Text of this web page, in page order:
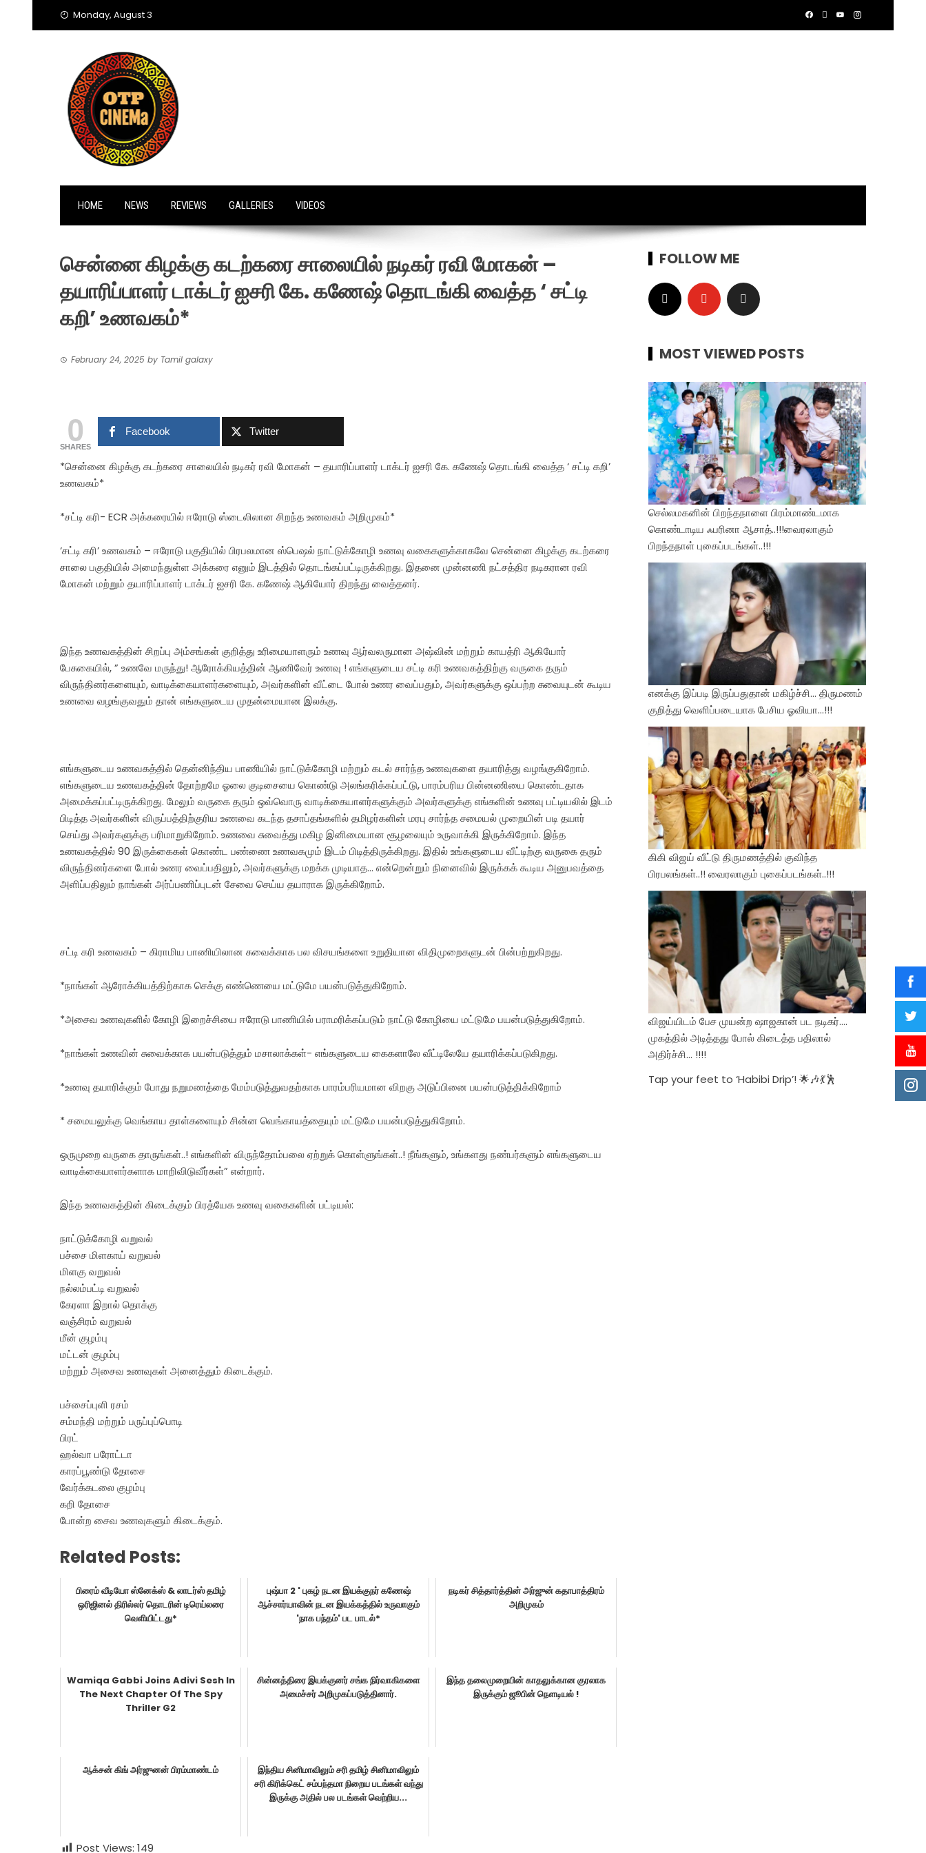
Monday, August 3
HOME NEWS REVIEWS GALLERIES VIDEOS
சென்னை கிழக்கு கடற்கரை சாலையில் நடிகர் ரவி மோகன் –
தயாரிப்பாளர் டாக்டர் ஐசரி கே. கணேஷ் தொடங்கி வைத்த ‘ சட்டி
கறி’ உணவகம்*
February 24, 2025 by Tamil galaxy
0
SHARES
Facebook Twitter
*சென்னை கிழக்கு கடற்கரை சாலையில் நடிகர் ரவி மோகன் – தயாரிப்பாளர் டாக்டர் ஐசரி கே. கணேஷ் தொடங்கி வைத்த ‘ சட்டி கறி’
உணவகம்*
*சட்டி கரி- ECR அக்கரையில் ஈரோடு ஸ்டைலிலான சிறந்த உணவகம் அறிமுகம்*
‘சட்டி கரி’ உணவகம் – ஈரோடு பகுதியில் பிரபலமான ஸ்பெஷல் நாட்டுக்கோழி உணவு வகைகளுக்காகவே சென்னை கிழக்கு கடற்கரை
சாலை பகுதியில் அமைந்துள்ள அக்கரை எனும் இடத்தில் தொடங்கப்பட்டிருக்கிறது. இதனை முன்னணி நட்சத்திர நடிகரான ரவி
மோகன் மற்றும் தயாரிப்பாளர் டாக்டர் ஐசரி கே. கணேஷ் ஆகியோர் திறந்து வைத்தனர்.
இந்த உணவகத்தின் சிறப்பு அம்சங்கள் குறித்து உரிமையாளரும் உணவு ஆர்வலருமான அஷ்வின் மற்றும் காயத்ரி ஆகியோர்
பேசுகையில், ” உணவே மருந்து! ஆரோக்கியத்தின் ஆணிவேர் உணவு ! எங்களுடைய சட்டி கரி உணவகத்திற்கு வருகை தரும்
விருந்தினர்களையும், வாடிக்கையாளர்களையும், அவர்களின் வீட்டை போல் உணர வைப்பதும், அவர்களுக்கு ஒப்பற்ற சுவையுடன் கூடிய
உணவை வழங்குவதும் தான் எங்களுடைய முதன்மையான இலக்கு.
எங்களுடைய உணவகத்தில் தென்னிந்திய பாணியில் நாட்டுக்கோழி மற்றும் கடல் சார்ந்த உணவுகளை தயாரித்து வழங்குகிறோம்.
எங்களுடைய உணவகத்தின் தோற்றமே ஓலை குடிசையை கொண்டு அலங்கரிக்கப்பட்டு, பாரம்பரிய பின்னணியை கொண்டதாக
அமைக்கப்பட்டிருக்கிறது. மேலும் வருகை தரும் ஒவ்வொரு வாடிக்கையாளர்களுக்கும் அவர்களுக்கு எங்களின் உணவு பட்டியலில் இடம்
பிடித்த அவர்களின் விருப்பத்திற்குரிய உணவை கடந்த தசாப்தங்களில் தமிழர்களின் மரபு சார்ந்த சமையல் முறையின் படி தயார்
செய்து அவர்களுக்கு பரிமாறுகிறோம். உணவை சுவைத்து மகிழ இனிமையான சூழலையும் உருவாக்கி இருக்கிறோம். இந்த
உணவகத்தில் 90 இருக்கைகள் கொண்ட பண்ணை உணவகமும் இடம் பிடித்திருக்கிறது. இதில் உங்களுடைய வீட்டிற்கு வருகை தரும்
விருந்தினர்களை போல் உணர வைப்பதிலும், அவர்களுக்கு மறக்க முடியாத… என்றென்றும் நினைவில் இருக்கக் கூடிய அனுபவத்தை
அளிப்பதிலும் நாங்கள் அர்ப்பணிப்புடன் சேவை செய்ய தயாராக இருக்கிறோம்.
சட்டி கரி உணவகம் – கிராமிய பாணியிலான சுவைக்காக பல விசயங்களை உறுதியான விதிமுறைகளுடன் பின்பற்றுகிறது.
*நாங்கள் ஆரோக்கியத்திற்காக செக்கு எண்ணெயை மட்டுமே பயன்படுத்துகிறோம்.
*அசைவ உணவுகளில் கோழி இறைச்சியை ஈரோடு பாணியில் பராமரிக்கப்படும் நாட்டு கோழியை மட்டுமே பயன்படுத்துகிறோம்.
*நாங்கள் உணவின் சுவைக்காக பயன்படுத்தும் மசாலாக்கள்- எங்களுடைய கைகளாலே வீட்டிலேயே தயாரிக்கப்படுகிறது.
*உணவு தயாரிக்கும் போது நறுமணத்தை மேம்படுத்துவதற்காக பாரம்பரியமான விறகு அடுப்பினை பயன்படுத்திக்கிறோம்
* சமையலுக்கு வெங்காய தாள்களையும் சின்ன வெங்காயத்தையும் மட்டுமே பயன்படுத்துகிறோம்.
ஒருமுறை வருகை தாருங்கள்..! எங்களின் விருந்தோம்பலை ஏற்றுக் கொள்ளுங்கள்..! நீங்களும், உங்களது நண்பர்களும் எங்களுடைய
வாடிக்கையாளர்களாக மாறிவிடுவீர்கள்” என்றார்.
இந்த உணவகத்தின் கிடைக்கும் பிரத்யேக உணவு வகைகளின் பட்டியல்:
நாட்டுக்கோழி வறுவல்
பச்சை மிளகாய் வறுவல்
மிளகு வறுவல்
நல்லம்பட்டி வறுவல்
கேரளா இறால் தொக்கு
வஞ்சிரம் வறுவல்
மீன் குழம்பு
மட்டன் குழம்பு
மற்றும் அசைவ உணவுகள் அனைத்தும் கிடைக்கும்.
பச்சைப்புளி ரசம்
சம்மந்தி மற்றும் பருப்புப்பொடி
பிரட்
ஹல்வா பரோட்டா
காரப்பூண்டு தோசை
வேர்க்கடலை குழம்பு
கறி தோசை
போன்ற சைவ உணவுகளும் கிடைக்கும்.
Related Posts:
பிரைம் வீடியோ ஸ்னேக்ஸ் & லாடர்ஸ் தமிழ்
ஒரிஜினல் திரில்லர் தொடரின் டிரெய்லரை
வெளியிட்டது*
புஷ்பா 2 ' புகழ் நடன இயக்குநர் கணேஷ்
ஆச்சார்யாவின் நடன இயக்கத்தில் உருவாகும்
'நாக பந்தம்' பட பாடல்*
நடிகர் சித்தார்த்தின் அர்ஜுன் கதாபாத்திரம்
அறிமுகம்
Wamiqa Gabbi Joins Adivi Sesh In
The Next Chapter Of The Spy
Thriller G2
சின்னத்திரை இயக்குனர் சங்க நிர்வாகிகளை
அமைச்சர் அறிமுகப்படுத்தினார்.
இந்த தலைமுறையின் காதலுக்கான குரலாக
இருக்கும் ஜூபின் நௌடியல் !
ஆக்சன் கிங் அர்ஜுனன் பிரம்மாண்டம்
இந்திய சினிமாவிலும் சரி தமிழ் சினிமாவிலும்
சரி கிரிக்கெட் சம்பந்தமா நிறைய படங்கள் வந்து
இருக்கு அதில் பல படங்கள் வெற்றிய...
Post Views: 149
FOLLOW ME
MOST VIEWED POSTS
செல்லமகனின் பிறந்தநாளை பிரம்மாண்டமாக
கொண்டாடிய ஃபரினா ஆசாத்..!!!வைரலாகும்
பிறந்தநாள் புகைப்படங்கள்..!!!
எனக்கு இப்படி இருப்பதுதான் மகிழ்ச்சி… திருமணம்
குறித்து வெளிப்படையாக பேசிய ஓவியா…!!!
கிகி விஜய் வீட்டு திருமணத்தில் குவிந்த
பிரபலங்கள்..!! வைரலாகும் புகைப்படங்கள்..!!!
விஜய்யிடம் பேச முயன்ற ஷாஜகான் பட நடிகர்….
முகத்தில் அடித்தது போல் கிடைத்த பதிலால்
அதிர்ச்சி… !!!!
Tap your feet to ‘Habibi Drip’! 🌟🎶💃🕺